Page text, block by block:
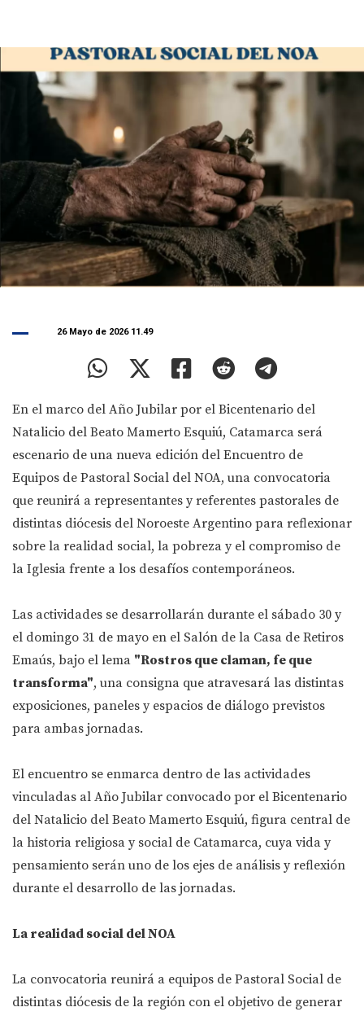
26 Mayo de 2026 11.49
En el marco del Año Jubilar por el Bicentenario del
Natalicio del Beato Mamerto Esquiú, Catamarca será
escenario de una nueva edición del Encuentro de
Equipos de Pastoral Social del NOA, una convocatoria
que reunirá a representantes y referentes pastorales de
distintas diócesis del Noroeste Argentino para reflexionar
sobre la realidad social, la pobreza y el compromiso de
la Iglesia frente a los desafíos contemporáneos.
Las actividades se desarrollarán durante el sábado 30 y
el domingo 31 de mayo en el Salón de la Casa de Retiros
Emaús, bajo el lema "Rostros que claman, fe que
transforma", una consigna que atravesará las distintas
exposiciones, paneles y espacios de diálogo previstos
para ambas jornadas.
El encuentro se enmarca dentro de las actividades
vinculadas al Año Jubilar convocado por el Bicentenario
del Natalicio del Beato Mamerto Esquiú, figura central de
la historia religiosa y social de Catamarca, cuya vida y
pensamiento serán uno de los ejes de análisis y reflexión
durante el desarrollo de las jornadas.
La realidad social del NOA
La convocatoria reunirá a equipos de Pastoral Social de
distintas diócesis de la región con el objetivo de generar